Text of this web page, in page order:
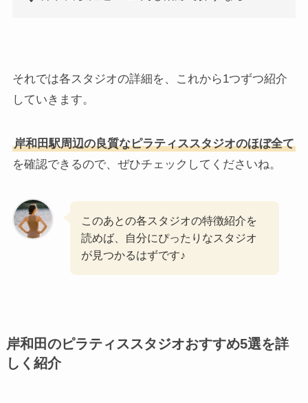
それでは各スタジオの詳細を、これから1つずつ紹介
していきます。
岸和田駅周辺の良質なピラティススタジオのほぼ全て
を確認できるので、ぜひチェックしてくださいね。
このあとの各スタジオの特徴紹介を
読めば、自分にぴったりなスタジオ
が見つかるはずです♪
岸和田のピラティススタジオおすすめ5選を詳
しく紹介